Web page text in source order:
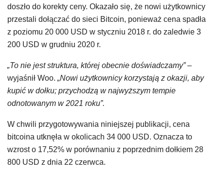
doszło do korekty ceny. Okazało się, że nowi użytkownicy
przestali dołączać do sieci Bitcoin, ponieważ cena spadła
z poziomu 20 000 USD w styczniu 2018 r. do zaledwie 3
200 USD w grudniu 2020 r.
„To nie jest struktura, której obecnie doświadczamy”–
wyjaśnił Woo. „Nowi użytkownicy korzystają z okazji, aby
kupić w dołku; przychodzą w najwyższym tempie
odnotowanym w 2021 roku”.
W chwili przygotowywania niniejszej publikacji, cena
bitcoina utknęła w okolicach 34 000 USD. Oznacza to
wzrost o 17,52% w porównaniu z poprzednim dołkiem 28
800 USD z dnia 22 czerwca.